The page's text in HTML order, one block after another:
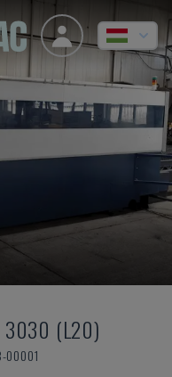
3030 (L20)
00001